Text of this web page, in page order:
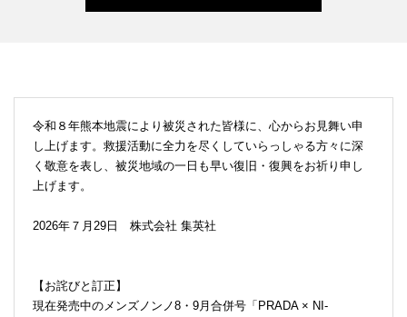
令和８年熊本地震により被災された皆様に、心からお見舞い申
し上げます。救援活動に全力を尽くしていらっしゃる方々に深
く敬意を表し、被災地域の一日も早い復旧・復興をお祈り申し
上げます。
2026年７月29日 株式会社 集英社
【お詫びと訂正】
現在発売中のメンズノンノ8・9月合併号「PRADA × NI-